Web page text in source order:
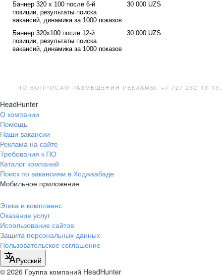
30 000 UZS
Баннер 320 x 100 после 6-й
позиции, результаты поиска
вакансий, динамика за 1000 показов
30 000 UZS
Баннер 320x100 после 12-й
позиции, результаты поиска
вакансий, динамика за 1000 показов
ПО ВОПРОСАМ РАЗМЕЩЕНИЯ РЕКЛАМЫ: +7 727 232-13-13,
HeadHunter
О компании
Помощь
Наши вакансии
Реклама на сайте
Требования к ПО
Каталог компаний
Поиск по вакансиям в Ходжаабаде
Мобильное приложение
Этика и комплаенс
Оказание услуг
Использование сайтов
Защита персональных данных
Пользовательское соглашение
Русский
© 2026 Группа компаний HeadHunter